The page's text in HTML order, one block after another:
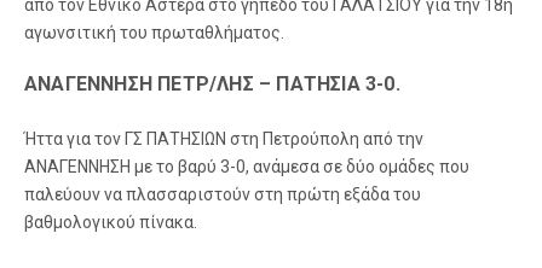
από τον Εθνικό Αστέρα στο γήπεδο του ΓΑΛΑΤΣΙΟΥ για την 18η
αγωνσιτική του πρωταθλήματος.
ΑΝΑΓΕΝΝΗΣΗ ΠΕΤΡ/ΛΗΣ – ΠΑΤΗΣΙΑ 3-0.
Ήττα για τον ΓΣ ΠΑΤΗΣΙΩΝ στη Πετρούπολη από την
ΑΝΑΓΕΝΝΗΣΗ με το βαρύ 3-0, ανάμεσα σε δύο ομάδες που
παλεύουν να πλασσαριστούν στη πρώτη εξάδα του
βαθμολογικού πίνακα.